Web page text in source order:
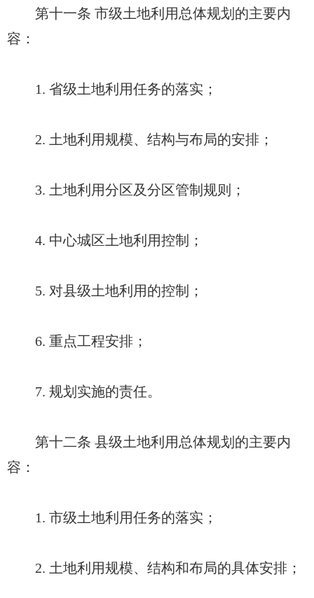
第十一条 市级土地利用总体规划的主要内
容：
1. 省级土地利用任务的落实；
2. 土地利用规模、结构与布局的安排；
3. 土地利用分区及分区管制规则；
4. 中心城区土地利用控制；
5. 对县级土地利用的控制；
6. 重点工程安排；
7. 规划实施的责任。
第十二条 县级土地利用总体规划的主要内
容：
1. 市级土地利用任务的落实；
2. 土地利用规模、结构和布局的具体安排；